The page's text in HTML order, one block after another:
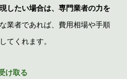
したい場合は、専門業者の力を
業者であれば、費用相場や手順
てくれます。
け取る